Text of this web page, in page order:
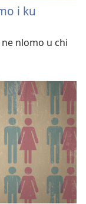
i ku
nlomo u chi